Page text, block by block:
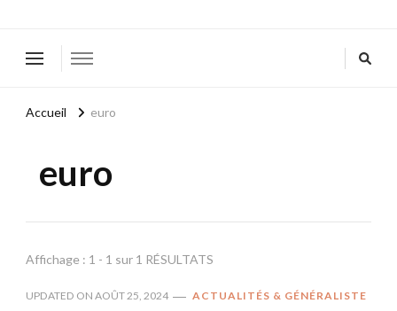
Accueil euro
euro
Affichage : 1 - 1 sur 1 RÉSULTATS
UPDATED ON AOÛT 25, 2024 ACTUALITÉS & GÉNÉRALISTE